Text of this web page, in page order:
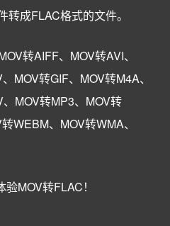
成FLAC格式的文件。
转AIFF、MOV转AVI、
MOV转GIF、MOV转M4A、
MOV转MP3、MOV转
WEBM、MOV转WMA、
MOV转FLAC！